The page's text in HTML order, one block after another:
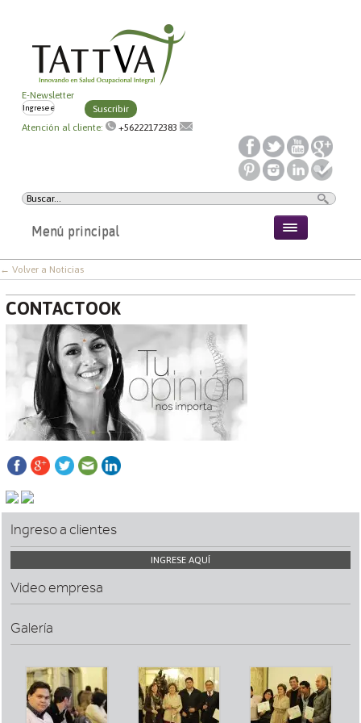
E-Newsletter
Suscribir
Atención al cliente:
+56222172383
Menú principal
← Volver a Noticias
CONTACTOOK
Ingreso a clientes
INGRESE AQUÍ
Video empresa
Galería